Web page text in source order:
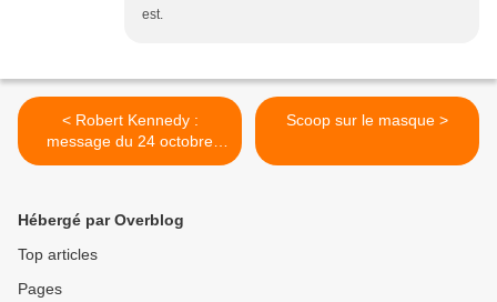
est.
< Robert Kennedy :
message du 24 octobre
2020
Scoop sur le masque >
Hébergé par Overblog
Top articles
Pages